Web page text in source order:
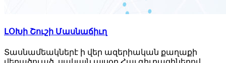
ԼՕԽի Շուշի Մասնաճիւղ
Տասնամեակներէ ի վեր ազերիական քաղաքի